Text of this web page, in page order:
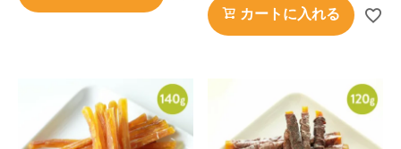
カートに入れる